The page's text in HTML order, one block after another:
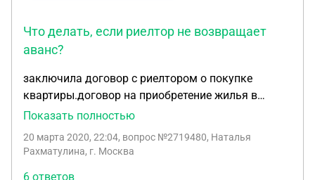
Что делать, если риелтор не возвращает
аванс?
заключила договор с риелтором о покупке
квартиры.договор на приобретение жилья в
рассрочку на три месяца.первая сумма аванса
договор,заверенный натариусом.в нем
Показать полностью
20 марта 2020, 22:04, вопрос №2719480, Наталья
Рахматулина, г. Москва
6 ответов